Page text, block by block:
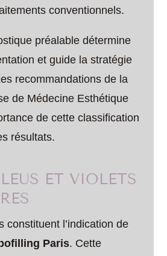
conventionnels.
préalable détermine
et guide la stratégie
recommandations de la
de Médecine Esthétique
de cette classification
résultats.
ET VIOLETS
constituent l’indication de
Paris. Cette